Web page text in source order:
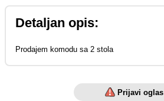
Detaljan opis:
Prodajem komodu sa 2 stola
Prijavi oglas